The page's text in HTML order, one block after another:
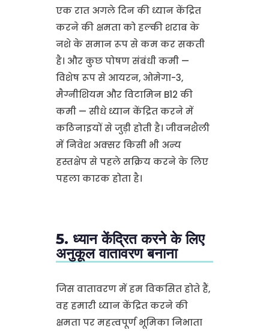
जाने वाले कारक होते हैं। फिर भी,
अध्ययन दिखाते हैं कि खराब नींद की
एक रात अगले दिन की ध्यान केंद्रित
करने की क्षमता को हल्की शराब के
नशे के समान रूप से कम कर सकती
है। और कुछ पोषण संबंधी कमी —
विशेष रूप से आयरन, ओमेगा-3,
मैग्नीशियम और विटामिन B12 की
कमी — सीधे ध्यान केंद्रित करने में
कठिनाइयों से जुड़ी होती है। जीवनशैली
में निवेश अक्सर किसी भी अन्य
अनुकूल वातावरण बनाना
जिस वातावरण में हम विकसित होते हैं,